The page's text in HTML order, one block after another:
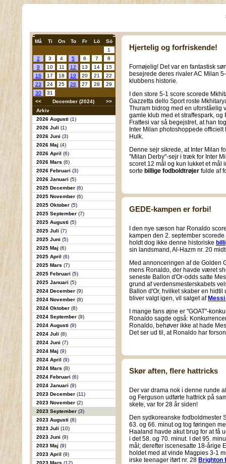
Må Ti On To Fr Lö
Sö
1
2
3 4 5 6 7
8
9
10 11 12 13 14
15
16
17 18 19 20 21
22
23
24 25 26 27 28
29
30
31
<<
December (2024)
>>
Arkiv
2026 Augusti (1)
2026 Juli (1)
2026 Juni (3)
2026 Maj (4)
2026 April (6)
2026 Mars (6)
2026 Februari (3)
2026 Januari (5)
2025 December (6)
2025 November (6)
2025 Oktober (5)
2025 September (7)
2025 Augusti (5)
2025 Juli (7)
2025 Juni (5)
2025 Maj (6)
2025 April (6)
2025 Mars (7)
2025 Februari (5)
2025 Januari (5)
2024 December (9)
2024 November (8)
2024 Oktober (8)
2024 September (9)
2024 Augusti (9)
2024 Juli (8)
2024 Juni (7)
2024 Maj (9)
2024 April (9)
2024 Mars (8)
2024 Februari (6)
2024 Januari (9)
2023 December (11)
2023 November (2)
2023 September (3)
2023 Augusti (8)
2023 Juli (10)
2023 Juni (9)
2023 Maj (9)
2023 April (9)
2023 Mars (12)
Hjertelig og forfriskende!
Fornøjelig! Det var en fantastisk
besejrede deres rivaler AC Milan
klubbens historie.
I den store 5-1 score scorede
Gazzetta dello Sport roste
Thuram bidrog med en uforståelig
gamle klub med et straffespark,
Frattesi var så begejstret, at han
Inter Milan photoshoppede
Hulk.
Denne sejr sikrede, at Inter Milan
"Milan Derby"-sejr i træk for Inter
scoret 12 mål og kun lukket et
sorte billige fodboldtrøjer fulde af
GEDE-kampen er forbi!
I den nye sæson har Ronaldo
kampen den 2. september
holdt dog ikke denne historiske
sin landsmand, Al-Hazm nr. 20
Med annonceringen af de Golden
mens Ronaldo, der havde været
seneste Ballon d'Or-odds satte
grund af verdensmesterskabets
Ballon d'Or, hvilket skaber en
bliver valgt igen, vil salget af
I mange fans øjne er "GOAT"-
Ronaldo sagde også:
Ronaldo, behøver ikke at hade
Det ser ud til, at Ronaldo har
Skør aften, flere hattricks
Der var drama nok i denne runde
og Ferguson udførte hattrick på
skete, var for 28 år siden!
Den sydkoreanske fodboldmester
63. og 66. minut og tog føringen
Haaland havde akut brug for at få
i det 58. og 70. minut. I det 95.
mål; derefter iscenesatte 18-årige
holdet med at vinde Magpies 3-1
irske teenager iført nr. 28 Brighton